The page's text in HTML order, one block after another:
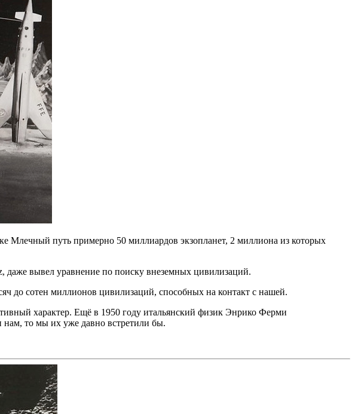
Млечный путь примерно 50 миллиардов экзопланет, 2 миллиона из которых
даже вывел уравнение по поиску внеземных цивилизаций.
до сотен миллионов цивилизаций, способных на контакт с нашей.
характер. Ещё в 1950 году итальянский физик Энрико Ферми
нам, то мы их уже давно встретили бы.